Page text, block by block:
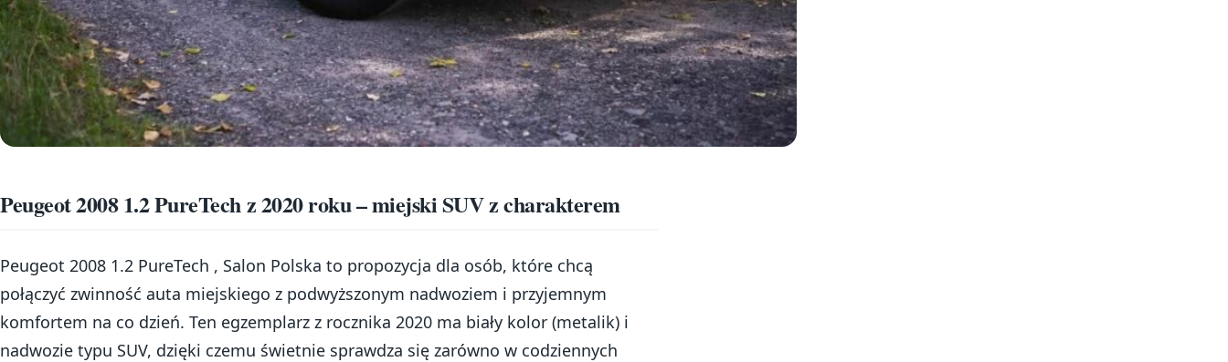
Peugeot 2008 1.2 PureTech z 2020 roku – miejski SUV z charakterem
Peugeot 2008 1.2 PureTech , Salon Polska to propozycja dla osób, które chcą
połączyć zwinność auta miejskiego z podwyższonym nadwoziem i przyjemnym
komfortem na co dzień. Ten egzemplarz z rocznika 2020 ma biały kolor (metalik) i
nadwozie typu SUV, dzięki czemu świetnie sprawdza się zarówno w codziennych